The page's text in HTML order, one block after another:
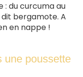
: du curcuma au
bergamote. A
en nappe !
une poussette